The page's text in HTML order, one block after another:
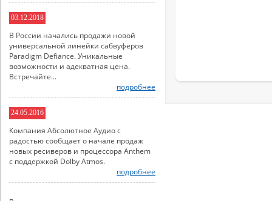
03.12.2018
В России начались продажи новой
универсальной линейки сабвуферов
Paradigm Defiance. Уникальные
возможности и адекватная цена.
Встречайте...
подробнее
24.05.2016
Компания Абсолютное Аудио с
радостью сообщает о начале продаж
новых ресиверов и процессора Anthem
с поддержкой Dolby Atmos.
подробнее